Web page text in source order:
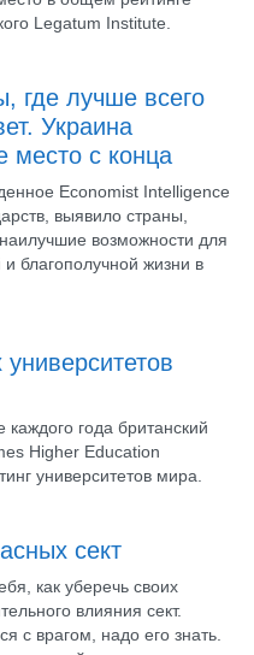
Legatum Institute.
где лучше всего
Украина
место с конца
Economist Intelligence
выявило страны,
возможности для
благополучной жизни в
года британский
Higher Education
университетов мира.
сект
как уберечь своих
влияния сект.
с врагом, надо его знать.